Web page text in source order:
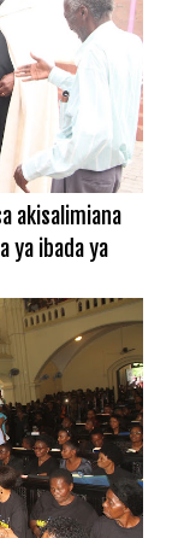
akisalimiana
ya ibada ya